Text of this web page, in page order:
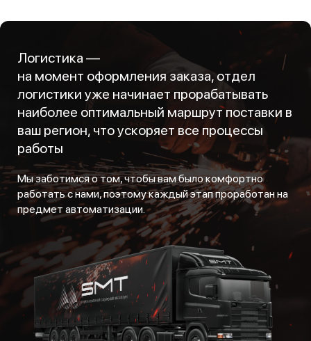
Логистика —
на момент оформления заказа, отдел
логистики уже начинает прорабатывать
наиболее оптимальный маршрут поставки в
ваш регион, что ускоряет все процессы
работы
Мы заботимся о том, чтобы вам было комфортно
работать с нами, поэтому каждый этап проработан на
предмет автоматизации.